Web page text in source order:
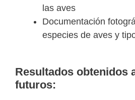
las aves
Documentación
especies de aves y
Resultados obtenidos
futuros: